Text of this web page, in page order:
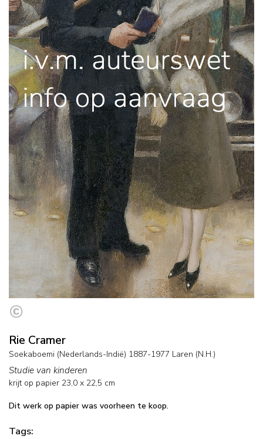
Rie Cramer
Soekaboemi (Nederlands-Indië) 1887-1977 Laren (N.H.)
Studie van kinderen
krijt op papier 23,0 x 22,5 cm
Dit werk op papier was voorheen te koop.
Tags: